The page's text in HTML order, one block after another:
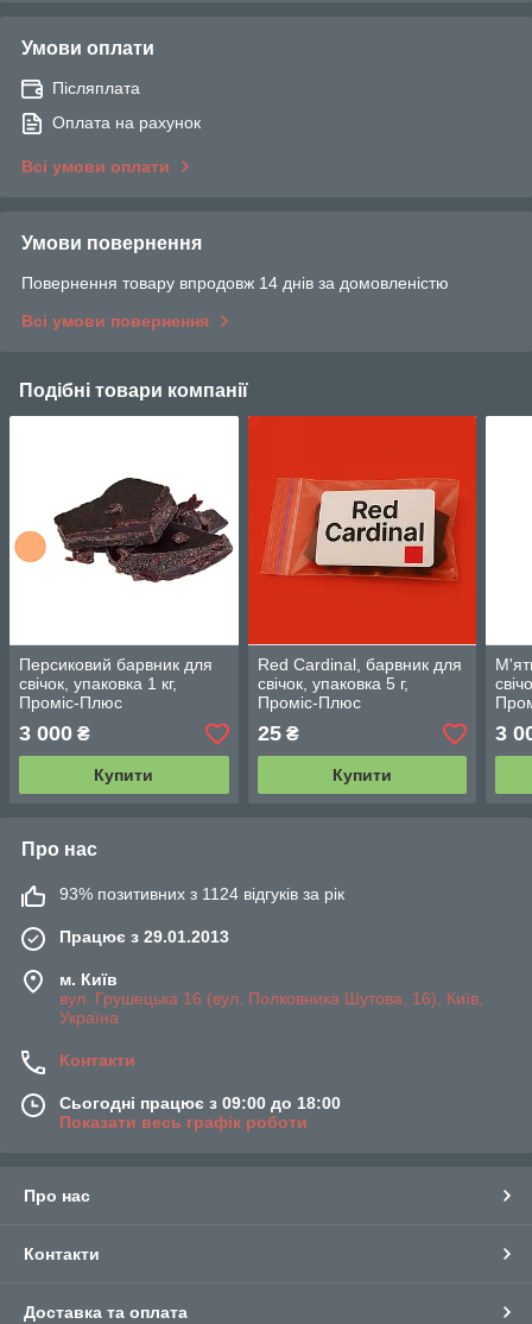
Умови оплати
Післяплата
Оплата на рахунок
Всі умови оплати
Умови повернення
Повернення товару впродовж 14 днів за домовленістю
Всі умови повернення
Подібні товари компанії
Персиковий барвник для
свічок, упаковка 1 кг,
Проміс-Плюс
3 000 ₴
Купити
Red Cardinal, барвник для
свічок, упаковка 5 г,
Проміс-Плюс
25₴
Купити
3
Про нас
93% позитивних з 1124 відгуків за рік
Працює з 29.01.2013
м. Київ
вул. Грушецька 16 (вул. Полковника Шутова, 16), Київ,
Україна
Контакти
Сьогодні працює з 09:00 до 18:00
Показати весь графік роботи
Про нас
Контакти
Доставка та оплата